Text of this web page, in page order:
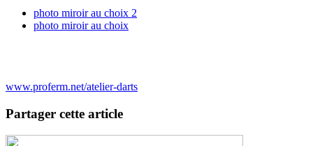
photo miroir au choix 2
photo miroir au choix
www.proferm.net/atelier-darts
Partager cette article